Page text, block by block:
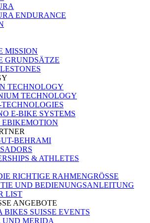
ENDURANCE
MISSION
GRUNDSÄTZE
TECHNOLOGY
TECHNOLOGY
E-BIKE SYSTEMS
BEHRAMI
& ATHLETES
RICHTIGE RAHMENGRÖSSE
UND BEDIENUNGSANLEITUNG
LIST
ANGEBOTE
BIKES SUISSE EVENTS
MERIDA